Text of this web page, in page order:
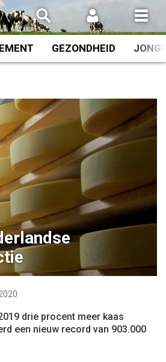
GEZONDHEID
drie procent meer kaas
een nieuw record van 903.000